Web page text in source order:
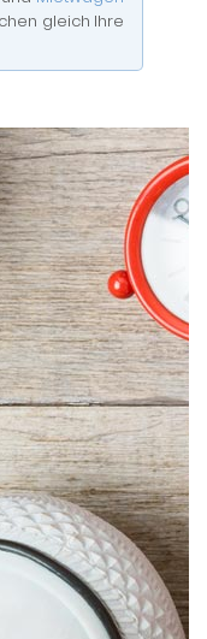
gleich Ihre